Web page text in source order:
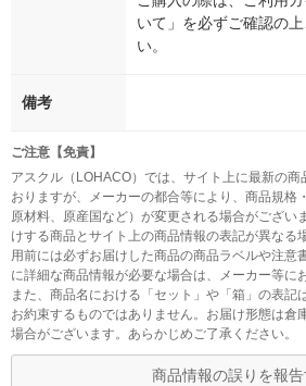
いて」を必ずご確認の
い。
備考
ご注意【免責】
アスクル（LOHACO）では、サイト上に最新の
おりますが、メーカーの都合等により、商品規格
原材料、原産国など）が変更される場合がござい
けする商品とサイト上の商品情報の表記が異なる
用前には必ずお届けした商品の商品ラベルや注意
に詳細な商品情報が必要な場合は、メーカー等に
また、商品名における「セット」や「箱」の表記
お約束するものではありません。お届け形態は倉
場合がございます。あらかじめご了承ください。
商品情報の誤りを報告